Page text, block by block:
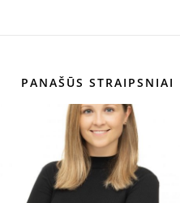
PANAŠŪS STRAIPSNIAI